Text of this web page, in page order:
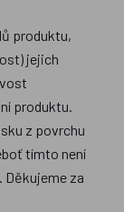
produktu,
jejich
produktu.
z povrchu
tímto není
Děkujeme za